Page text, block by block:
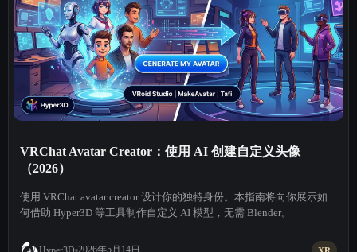
VRChat Avatar Creator：使用 AI 创建自定义头像
（2026）
使用 VRChat avatar creator 设计你的独特身份。本指南将向你展示如
何借助 Hyper3D 等工具制作自定义 AI 模型，无需 Blender。
2026年5月14日